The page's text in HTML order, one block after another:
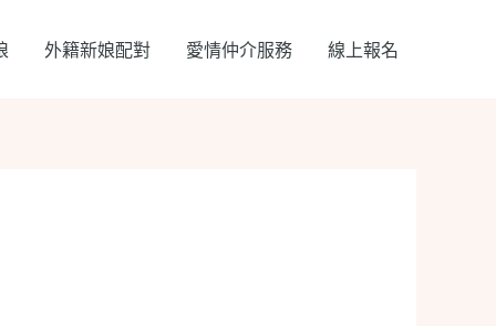
外籍新娘配對 愛情仲介服務 線上報名